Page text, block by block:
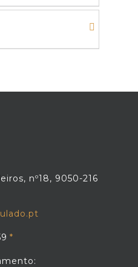
nº18, 9050-216